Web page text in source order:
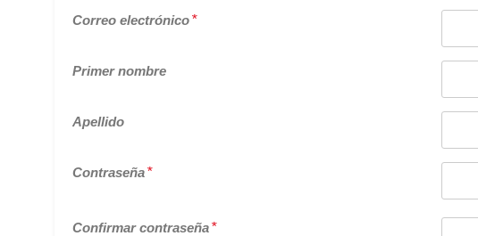
Correo electrónico*
Primer nombre
Apellido
Contraseña*
Confirmar contraseña*